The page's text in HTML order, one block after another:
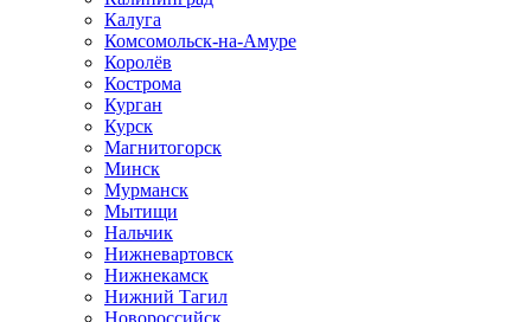
Калуга
Комсомольск-на-Амуре
Королёв
Кострома
Курган
Курск
Магнитогорск
Минск
Мурманск
Мытищи
Нальчик
Нижневартовск
Нижнекамск
Нижний Тагил
Новороссийск